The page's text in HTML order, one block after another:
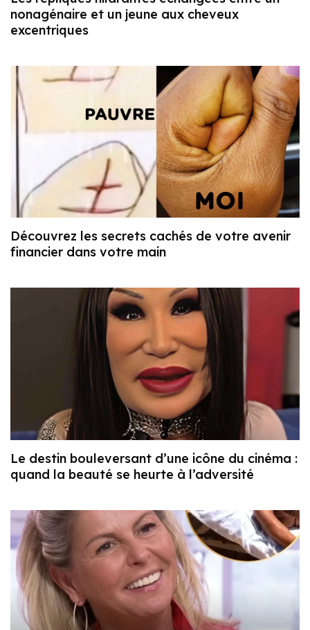
nonagénaire et un jeune aux cheveux
excentriques
Découvrez les secrets cachés de votre avenir
financier dans votre main
Le destin bouleversant d’une icône du cinéma :
quand la beauté se heurte à l’adversité